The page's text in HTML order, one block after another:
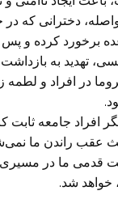
دخترانی که
عده برخورد کرده و
تهدید به
در افراد و
افراد جامعه ثابت
عقب‌ راندن ما
قدمی ما در
خواهد شد.